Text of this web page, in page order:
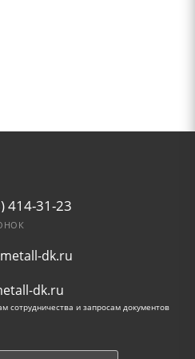
414-31-23
dk.ru
dk.ru
сотрудничества и запросам документов